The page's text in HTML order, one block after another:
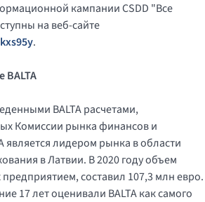
кампании CSDD "Все
на веб-сайте
.
BALTA
BALTA расчетами,
Комиссии рынка финансов и
является лидером рынка в области
в Латвии. В 2020 году объем
составил 107,3 млн евро.
17 лет оценивали BALTA как самого